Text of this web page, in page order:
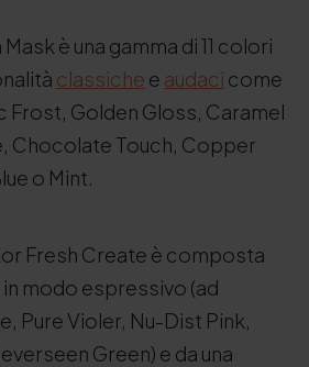
è una gamma di 11 colori
classiche e audaci come
Frost, Golden Gloss, Caramel
Chocolate Touch, Copper
o Mint.
Fresh Create è composta
modo espressivo (ad
Pure Violer, Nu-Dist Pink,
Green) e da una